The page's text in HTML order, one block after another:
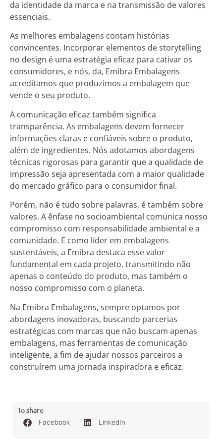
da identidade da marca e na transmissão de valores
essenciais.
As melhores embalagens contam histórias
convincentes. Incorporar elementos de storytelling
no design é uma estratégia eficaz para cativar os
consumidores, e nós, da, Emibra Embalagens
acreditamos que produzimos a embalagem que
vende o seu produto.
A comunicação eficaz também significa
transparência. As embalagens devem fornecer
informações claras e confiáveis sobre o produto,
além de ingredientes. Nós adotamos abordagens
técnicas rigorosas para garantir que a qualidade de
impressão seja apresentada com a maior qualidade
do mercado gráfico para o consumidor final.
Porém, não é tudo sobre palavras, é também sobre
valores. A ênfase no socioambiental comunica nosso
compromisso com responsabilidade ambiental e a
comunidade. E como líder em embalagens
sustentáveis, a Emibra destaca esse valor
fundamental em cada projeto, transmitindo não
apenas o conteúdo do produto, mas também o
nosso compromisso com o planeta.
Na Emibra Embalagens, sempre optamos por
abordagens inovadoras, buscando parcerias
estratégicas com marcas que não buscam apenas
embalagens, mas ferramentas de comunicação
inteligente, a fim de ajudar nossos parceiros a
construírem uma jornada inspiradora e eficaz.
To share
Facebook LinkedIn